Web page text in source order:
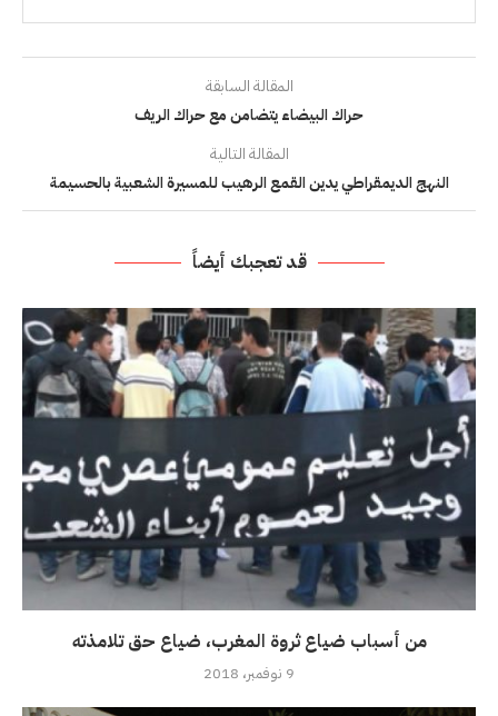
المقالة السابقة
حراك البيضاء يتضامن مع حراك الريف
المقالة التالية
النهج الديمقراطي يدين القمع الرهيب للمسيرة الشعبية بالحسيمة
قد تعجبك أيضاً
من أسباب ضياع ثروة المغرب، ضياع حق تلامذته
9 نوفمبر، 2018